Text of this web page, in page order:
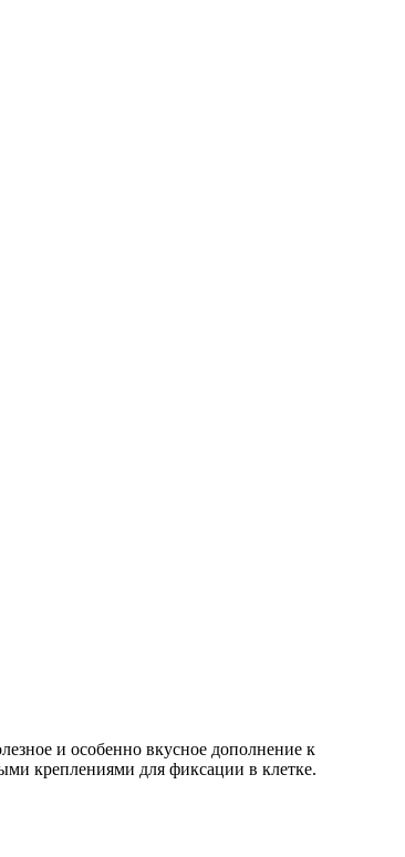
и особенно вкусное дополнение к
креплениями для фиксации в клетке.